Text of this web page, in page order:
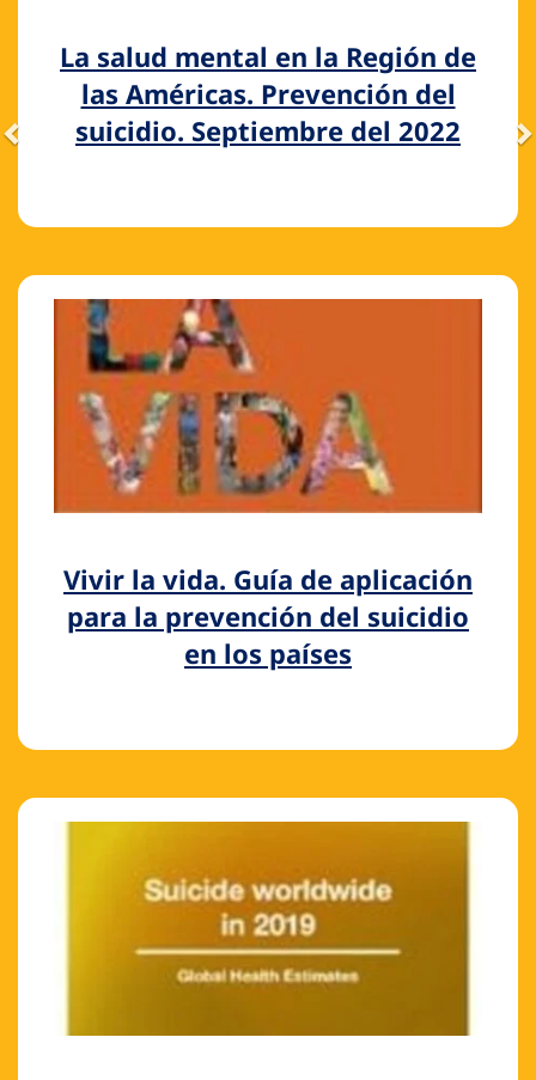
La salud mental en la Región de
las Américas. Prevención del
suicidio. Septiembre del 2022
Vivir la vida. Guía de aplicación
para la prevención del suicidio
en los países